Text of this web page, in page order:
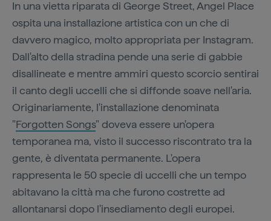
In una vietta riparata di George Street, Angel Place
ospita una installazione artistica con un che di
davvero magico, molto appropriata per Instagram.
Dall'alto della stradina pende una serie di gabbie
disallineate e mentre ammiri questo scorcio sentirai
il canto degli uccelli che si diffonde soave nell'aria.
Originariamente, l'installazione denominata
"Forgotten Songs" doveva essere un'opera
temporanea ma, visto il successo riscontrato tra la
gente, è diventata permanente. L'opera
rappresenta le 50 specie di uccelli che un tempo
abitavano la città ma che furono costrette ad
allontanarsi dopo l'insediamento degli europei.